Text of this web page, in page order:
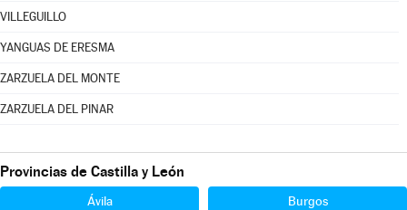
VILLEGUILLO
YANGUAS DE ERESMA
ZARZUELA DEL MONTE
ZARZUELA DEL PINAR
Provincias de Castilla y León
Ávila Burgos